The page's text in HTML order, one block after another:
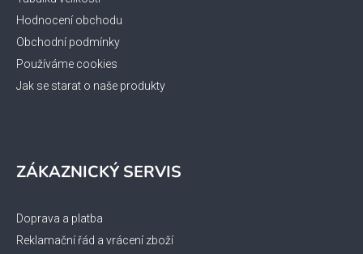
Hodnocení obchodu
Obchodní podmínky
Používáme cookies
Jak se starat o naše produkty
ZÁKAZNICKÝ SERVIS
Doprava a platba
Reklamační řád a vrácení zboží